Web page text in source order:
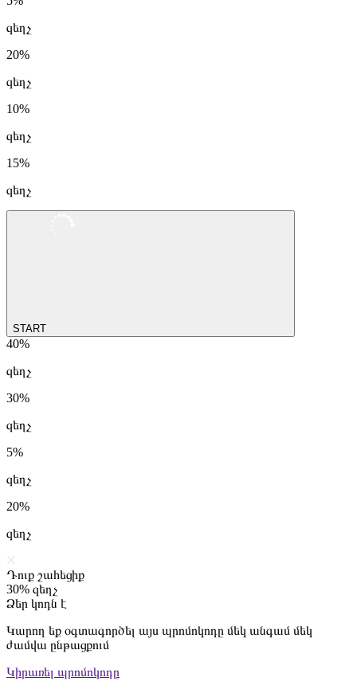
զեղչ
20%
զեղչ
10%
զեղչ
15%
զեղչ
START
40%
զեղչ
30%
զեղչ
5%
զեղչ
20%
զեղչ
Դուք շահեցիք
30% զեղչ
Ձեր կոդն է
Կարող եք օգտագործել այս պրոմոկոդը մեկ անգամ մեկ
ժամվա ընթացքում
Կիրառել պրոմոկոդը